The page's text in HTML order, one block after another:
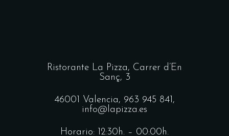
Ristorante La Pizza, Carrer d’En
Sanç, 3
46001 Valencia, 963 945 841 ,
info@lapizza.es
Horario: 12:30h. – 00:00h.